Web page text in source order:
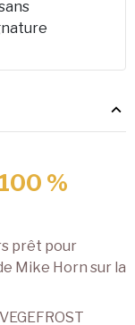
%
prêt pour
Mike Horn sur la